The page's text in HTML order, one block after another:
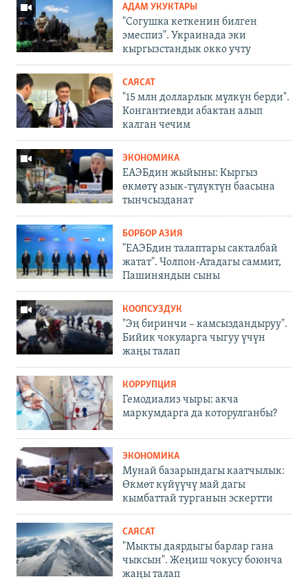
АДАМ УКУКТАРЫ
"Согушка кеткенин билген
эмеспиз". Украинада эки
кыргызстандык окко учту
САЯСАТ
"15 млн долларлык мүлкүн берди".
Конгантиевди абактан алып
калган чечим
ЭКОНОМИКА
ЕАЭБдин жыйыны: Кыргыз
өкмөтү азык-түлүктүн баасына
тынчсызданат
БОРБОР АЗИЯ
"ЕАЭБдин талаптары сакталбай
жатат". Чолпон-Атадагы саммит,
Пашиняндын сыны
КООПСУЗДУК
"Эң биринчи – камсыздандыруу".
Бийик чокуларга чыгуу үчүн
жаңы талап
КОРРУПЦИЯ
Гемодиализ чыры: акча
маркумдарга да которулганбы?
ЭКОНОМИКА
Мунай базарындагы каатчылык:
Өкмөт күйүүчү май дагы
кымбаттай турганын эскертти
САЯСАТ
"Мыкты даярдыгы барлар гана
чыксын". Жеңиш чокусу боюнча
жаңы талап